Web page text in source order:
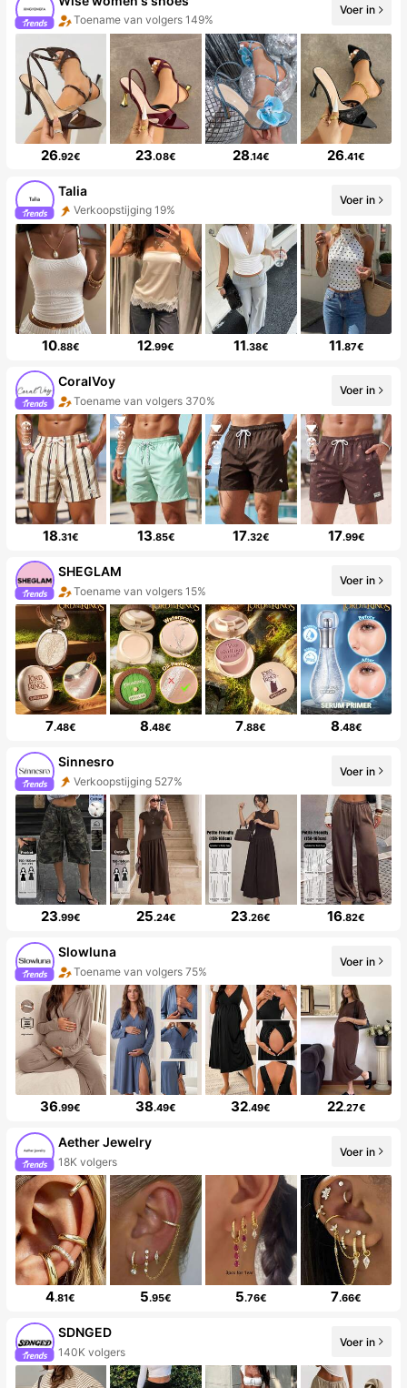
Toename van volgers 149%
Voer in
26.92€ 23.08€ 28.14€ 26.41€
Talia
Verkoopstijging 19%
Voer in
10.88€ 12.99€ 11.38€ 11.87€
CoralVoy
Toename van volgers 370%
Voer in
18.31€ 13.85€ 17.32€ 17.99€
SHEGLAM
Toename van volgers 15%
Voer in
7.48€ 8.48€ 7.88€ 8.48€
Sinnesro
Verkoopstijging 527%
Voer in
23.99€ 25.24€ 23.26€ 16.82€
Slowluna
Toename van volgers 75%
Voer in
36.99€ 38.49€ 32.49€ 22.27€
Aether Jewelry
18K volgers
Voer in
4.81€ 5.95€ 5.76€ 7.66€
SDNGED
140K volgers
Voer in